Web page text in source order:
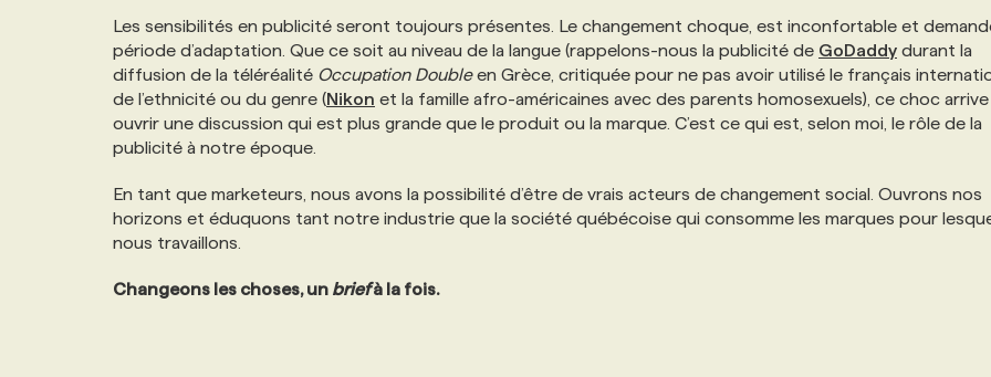
Les sensibilités en publicité seront toujours présentes. Le changement choque, est inconfortable et
période d’adaptation. Que ce soit au niveau de la langue (rappelons-nous la publicité de GoDaddy durant la
diffusion de la téléréalité Occupation Doubleen Grèce, critiquée pour ne pas avoir utilisé le français
de l’ethnicité ou du genre (Nikon et la famille afro-américaines avec des parents homosexuels), ce choc arrive
ouvrir une discussion qui est plus grande que le produit ou la marque. C’est ce qui est, selon moi, le rôle de la
publicité à notre époque.
En tant que marketeurs, nous avons la possibilité d’être de vrais acteurs de changement social. Ouvrons nos
horizons et éduquons tant notre industrie que la société québécoise qui consomme les marques pour
nous travaillons.
Changeons les choses, un briefà la fois.